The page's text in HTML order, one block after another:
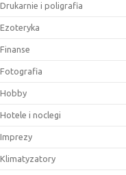
Drukarnie i poligrafia
Ezoteryka
Finanse
Fotografia
Hobby
Hotele i noclegi
Imprezy
Klimatyzatory